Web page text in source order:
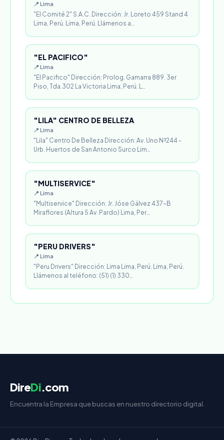
📍 Lima
"El Comité 2" S.A.C. Dirección: Jr. Loreto 459 Stand 4
Lima, Perú. Lima, Perú. Llámenos a…
"EL PACIFICO"
📍 Lima
"El Pacifico" Dirección: Prolog. Gamarra 889. 3er
Piso, Tda.302 La Victoria Lima, Perú. L…
"LILA" CENTRO DE BELLEZA
📍 Lima
"Lila" Centro De Belleza Dirección: Av. Uno N³244 -
Urb. Huertos de San Antonio Surco Lim…
"MULTISERVICE"
📍 Lima
"Multiservice" Dirección: Jr. Jóse Gálvez 437-B
Miraflores (Altura 5 Av. Pardo) Lima, Per…
"PERU DRIVERS"
📍 Lima
"Peru Drivers" Dirección: Lima Lima, Perú. Lima, Perú.
Llámenos al teléfono: (51) (1) 330…
DireDi.com
Encuentra la Empresa que buscas en nuestro directorio digital.